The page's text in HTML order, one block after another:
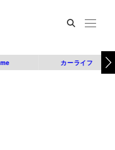
カーライフ